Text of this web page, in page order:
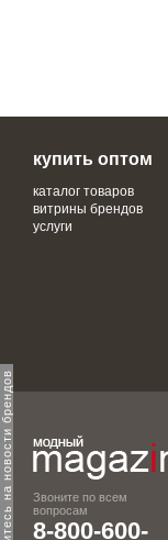
подпишитесь на новости брендов
купить оптом
каталог товаров
витрины брендов
услуги
Звоните по всем
вопросам
8-800-600-